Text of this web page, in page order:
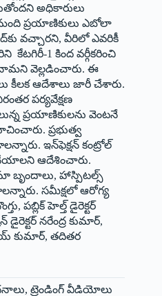
అధికారులు
ప్రయాణికులు ఎబోలా
వచ్చారని, వీరిలో ఎవరికీ
కేటగిరీ-1 కింద వర్గీకరించి
వెల్లడించారు. ఈ
కీలక ఆదేశాలు జారీ చేశారు.
పర్యవేక్షణ
ప్రయాణికులను వెంటనే
ప్రభుత్వ
ఇన్‌ఫెక్షన్ కంట్రోల్
ఆదేశించారు.
బృందాలు, హాస్పిటల్స్
సమీక్షలో ఆరోగ్య
పబ్లిక్ హెల్త్ డైరెక్టర్
నరేంద్ర కుమార్,
కుమార్, తదితర
ట్రెండింగ్ వీడియోలు